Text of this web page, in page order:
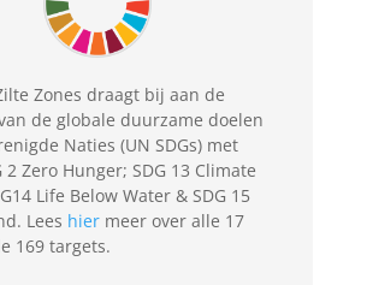
Zones draagt bij aan de
de globale duurzame doelen
Naties (UN SDGs) met
2 Zero Hunger; SDG 13 Climate
Life Below Water & SDG 15
Lees hiermeer over alle 17
169 targets.